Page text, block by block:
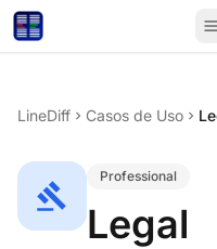
LineDiff chevron_right Casos de Uso chevron_right
gavel
Professional
Legal